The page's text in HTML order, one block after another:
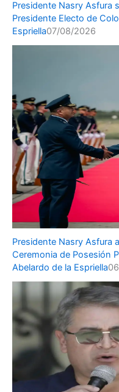
Presidente Nasry Asfura
Presidente Electo de
Espriella07/08/2026
Presidente Nasry Asfura
Ceremonia de Posesión
Abelardo de la Espriella